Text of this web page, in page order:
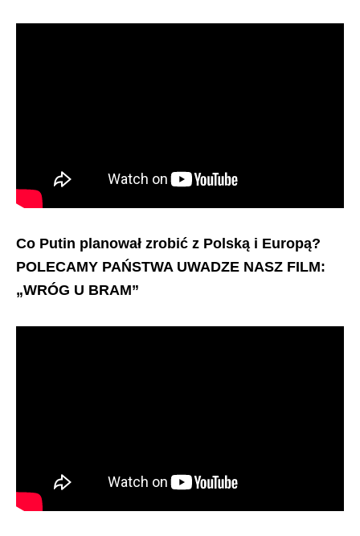
Co Putin planował zrobić z Polską i Europą?
POLECAMY PAŃSTWA UWADZE NASZ FILM:
„WRÓG U BRAM”